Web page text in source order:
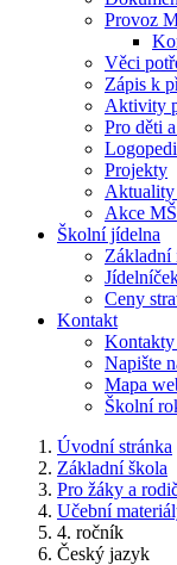
Provoz
Věci
Zápis k
Aktivity
Pro děti
Projekty
Akce MŠ
Školní jídelna
Základní
Ceny
Kontakt
Kontakty
Napište
Mapa
Školní
Úvodní stránka
Základní škola
Pro žáky a
Učební
4. ročník
Český jazyk